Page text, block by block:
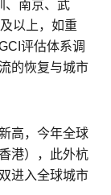
、南京、武
以上，如重
评估体系调
的恢复与城市
高，今年全球
港），此外杭
进入全球城市